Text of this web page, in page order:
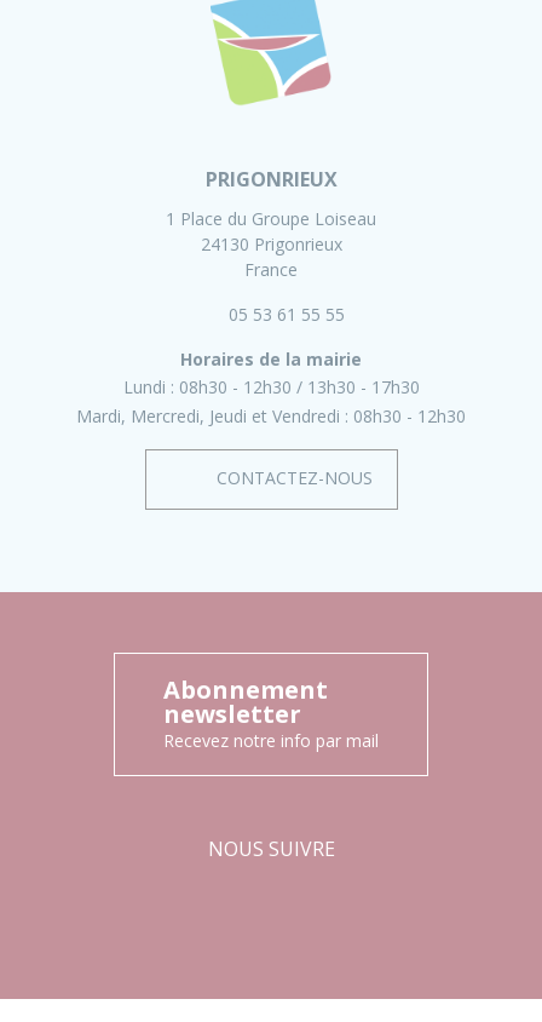
PRIGONRIEUX
1 Place du Groupe Loiseau
24130 Prigonrieux
France
05 53 61 55 55
Horaires de la mairie
Lundi : 08h30 - 12h30
13h30 - 17h30
Mardi, Mercredi, Jeudi et Vendredi : 08h30 - 12h30
CONTACTEZ-NOUS
Abonnement
newsletter
Recevez notre info par mail
NOUS SUIVRE